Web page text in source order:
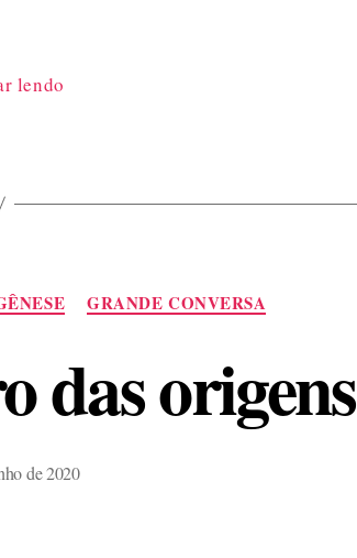
lendo
notas
GRANDE CONVERSA
das origens
de 2020